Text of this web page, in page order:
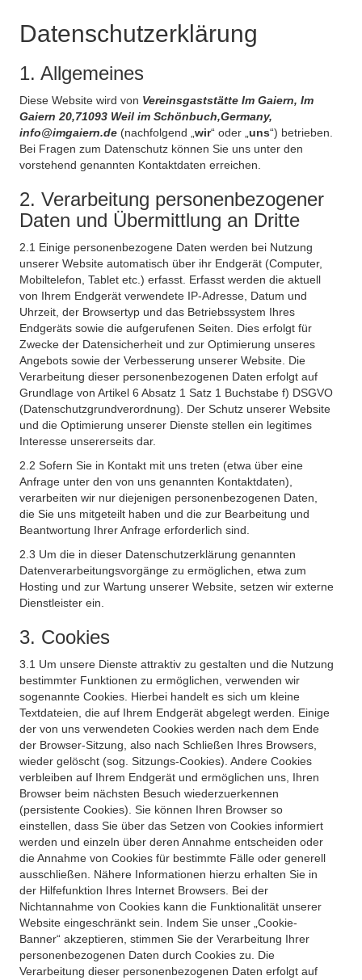
Datenschutzerklärung
1. Allgemeines
Diese Website wird von Vereinsgaststätte Im Gaiern, Im
Gaiern 20,71093 Weil im Schönbuch,Germany,
info@imgaiern.de (nachfolgend „ wir“ oder „ uns“) betrieben.
Bei Fragen zum Datenschutz können Sie uns unter den
vorstehend genannten Kontaktdaten erreichen.
2. Verarbeitung personenbezogener
Daten und Übermittlung an Dritte
2.1 Einige personenbezogene Daten werden bei Nutzung
unserer Website automatisch über ihr Endgerät (Computer,
Mobiltelefon, Tablet etc.) erfasst. Erfasst werden die aktuell
von Ihrem Endgerät verwendete IP-Adresse, Datum und
Uhrzeit, der Browsertyp und das Betriebssystem Ihres
Endgeräts sowie die aufgerufenen Seiten. Dies erfolgt für
Zwecke der Datensicherheit und zur Optimierung unseres
Angebots sowie der Verbesserung unserer Website. Die
Verarbeitung dieser personenbezogenen Daten erfolgt auf
Grundlage von Artikel 6 Absatz 1 Satz 1 Buchstabe f) DSGVO
(Datenschutzgrundverordnung). Der Schutz unserer Website
und die Optimierung unserer Dienste stellen ein legitimes
Interesse unsererseits dar.
2.2 Sofern Sie in Kontakt mit uns treten (etwa über eine
Anfrage unter den von uns genannten Kontaktdaten),
verarbeiten wir nur diejenigen personenbezogenen Daten,
die Sie uns mitgeteilt haben und die zur Bearbeitung und
Beantwortung Ihrer Anfrage erforderlich sind.
2.3 Um die in dieser Datenschutzerklärung genannten
Datenverarbeitungsvorgänge zu ermöglichen, etwa zum
Hosting und zur Wartung unserer Website, setzen wir externe
Dienstleister ein.
3. Cookies
3.1 Um unsere Dienste attraktiv zu gestalten und die Nutzung
bestimmter Funktionen zu ermöglichen, verwenden wir
sogenannte Cookies. Hierbei handelt es sich um kleine
Textdateien, die auf Ihrem Endgerät abgelegt werden. Einige
der von uns verwendeten Cookies werden nach dem Ende
der Browser-Sitzung, also nach Schließen Ihres Browsers,
wieder gelöscht (sog. Sitzungs-Cookies). Andere Cookies
verbleiben auf Ihrem Endgerät und ermöglichen uns, Ihren
Browser beim nächsten Besuch wiederzuerkennen
(persistente Cookies). Sie können Ihren Browser so
einstellen, dass Sie über das Setzen von Cookies informiert
werden und einzeln über deren Annahme entscheiden oder
die Annahme von Cookies für bestimmte Fälle oder generell
ausschließen. Nähere Informationen hierzu erhalten Sie in
der Hilfefunktion Ihres Internet Browsers. Bei der
Nichtannahme von Cookies kann die Funktionalität unserer
Website eingeschränkt sein. Indem Sie unser „Cookie-
Banner“ akzeptieren, stimmen Sie der Verarbeitung Ihrer
personenbezogenen Daten durch Cookies zu. Die
Verarbeitung dieser personenbezogenen Daten erfolgt auf